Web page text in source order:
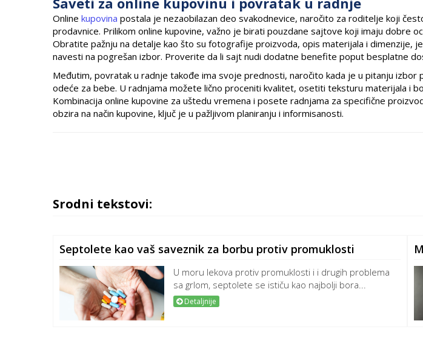
Online kupovina postala je nezaobilazan deo svakodnevice, naročito za roditelje koji
prodavnice. Prilikom online kupovine, važno je birati pouzdane sajtove koji imaju dobre
Obratite pažnju na detalje kao što su fotografije proizvoda, opis materijala i dimenzije,
navesti na pogrešan izbor. Proverite da li sajt nudi dodatne benefite poput besplatne
Međutim, povratak u radnje takođe ima svoje prednosti, naročito kada je u pitanju izbor
odeće za bebe. U radnjama možete lično proceniti kvalitet, osetiti teksturu materijala i
Kombinacija online kupovine za uštedu vremena i posete radnjama za specifične
obzira na način kupovine, ključ je u pažljivom planiranju i informisanosti.
Srodni tekstovi:
Septolete kao vaš saveznik za borbu protiv promuklosti
U moru lekova protiv promuklosti i i drugih problema
sa grlom, septolete se ističu kao najbolji bora...
Detaljnije